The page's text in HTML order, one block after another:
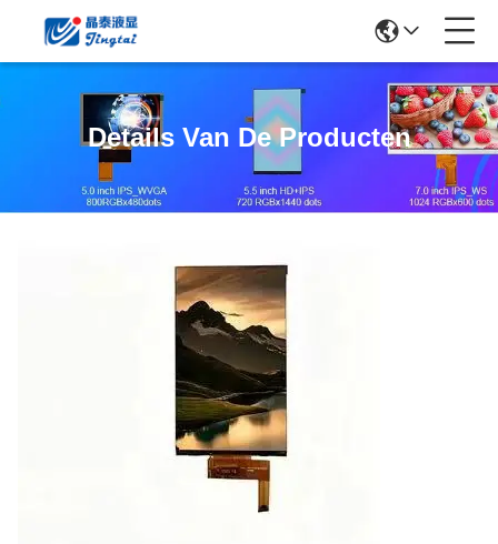
Details Van De Producten